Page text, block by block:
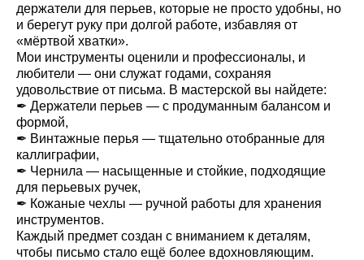
держатели для перьев, которые не просто удобны, но
и берегут руку при долгой работе, избавляя от
«мёртвой хватки».
Мои инструменты оценили и профессионалы, и
любители — они служат годами, сохраняя
удовольствие от письма. В мастерской вы найдете:
✒ Держатели перьев — с продуманным балансом и
формой,
✒ Винтажные перья — тщательно отобранные для
каллиграфии,
✒ Чернила — насыщенные и стойкие, подходящие
для перьевых ручек,
✒ Кожаные чехлы — ручной работы для хранения
инструментов.
Каждый предмет создан с вниманием к деталям,
чтобы письмо стало ещё более вдохновляющим.